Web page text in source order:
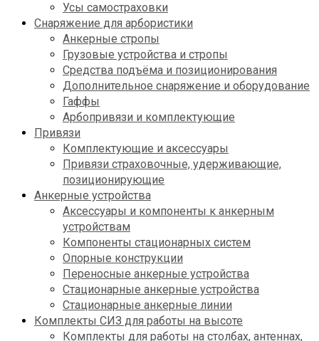
Усы самостраховки
Снаряжение для арбористики
Анкерные стропы
Грузовые устройства и стропы
Средства подъёма и позиционирования
Дополнительное снаряжение и оборудование
Гаффы
Арбопривязи и комплектующие
Привязи
Комплектующие и аксессуары
Привязи страховочные, удерживающие,
позиционирующие
Анкерные устройства
Аксессуары и компоненты к анкерным
устройствам
Компоненты стационарных систем
Опорные конструкции
Переносные анкерные устройства
Стационарные анкерные устройства
Стационарные анкерные линии
Комплекты СИЗ для работы на высоте
Комплекты для работы на столбах, антеннах,